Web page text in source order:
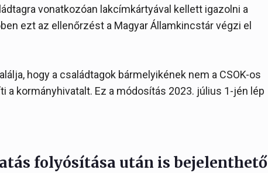
vonatkozóan lakcímkártyával kellett igazolni a
ezt az ellenőrzést a Magyar Államkincstár végzi el
hogy a családtagok bármelyikének nem a CSOK-os
a kormányhivatalt. Ez a módosítás 2023. július 1-jén lép
folyósítása után is bejelenthető